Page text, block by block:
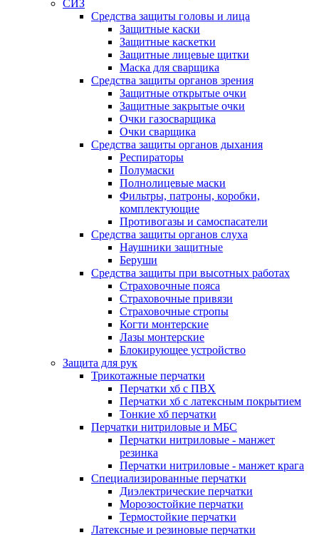
СИЗ
Средства защиты головы и лица
Защитные каски
Защитные каскетки
Защитные лицевые щитки
Маска для сварщика
Средства защиты органов зрения
Защитные открытые очки
Защитные закрытые очки
Очки газосварщика
Очки сварщика
Средства защиты органов дыхания
Респираторы
Полумаски
Полнолицевые маски
Фильтры, патроны, коробки,
комплектующие
Противогазы и самоспасатели
Средства защиты органов слуха
Наушники защитные
Беруши
Средства защиты при высотных работах
Страховочные пояса
Страховочные привязи
Страховочные стропы
Когти монтерские
Лазы монтерские
Блокирующее устройство
Защита для рук
Трикотажные перчатки
Перчатки хб с ПВХ
Перчатки хб с латексным покрытием
Тонкие хб перчатки
Перчатки нитриловые и МБС
Перчатки нитриловые - манжет
резинка
Перчатки нитриловые - манжет крага
Специализированные перчатки
Диэлектрические перчатки
Морозостойкие перчатки
Термостойкие перчатки
Латексные и резиновые перчатки